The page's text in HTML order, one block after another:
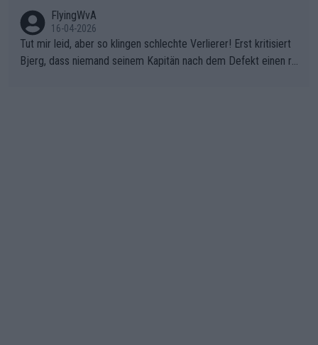
FlyingWvA
16-04-2026
Tut mir leid, aber so klingen schlechte Verlierer! Erst kritisiert
Bjerg, dass niemand seinem Kapitän nach dem Defekt einen ro